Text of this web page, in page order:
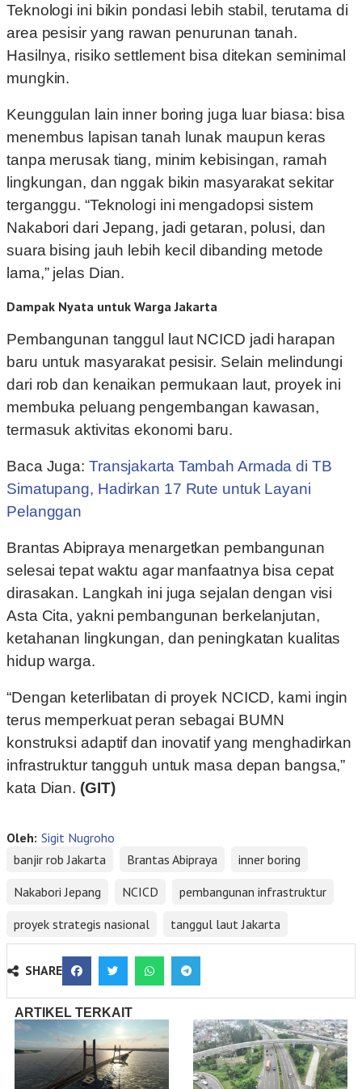
Teknologi ini bikin pondasi lebih stabil, terutama di
area pesisir yang rawan penurunan tanah.
Hasilnya, risiko settlement bisa ditekan seminimal
mungkin.
Keunggulan lain inner boring juga luar biasa: bisa
menembus lapisan tanah lunak maupun keras
tanpa merusak tiang, minim kebisingan, ramah
lingkungan, dan nggak bikin masyarakat sekitar
terganggu. “Teknologi ini mengadopsi sistem
Nakabori dari Jepang, jadi getaran, polusi, dan
suara bising jauh lebih kecil dibanding metode
lama,” jelas Dian.
Dampak Nyata untuk Warga Jakarta
Pembangunan tanggul laut NCICD jadi harapan
baru untuk masyarakat pesisir. Selain melindungi
dari rob dan kenaikan permukaan laut, proyek ini
membuka peluang pengembangan kawasan,
termasuk aktivitas ekonomi baru.
Baca Juga: Transjakarta Tambah Armada di TB
Simatupang, Hadirkan 17 Rute untuk Layani
Pelanggan
Brantas Abipraya menargetkan pembangunan
selesai tepat waktu agar manfaatnya bisa cepat
dirasakan. Langkah ini juga sejalan dengan visi
Asta Cita, yakni pembangunan berkelanjutan,
ketahanan lingkungan, dan peningkatan kualitas
hidup warga.
“Dengan keterlibatan di proyek NCICD, kami ingin
terus memperkuat peran sebagai BUMN
konstruksi adaptif dan inovatif yang menghadirkan
infrastruktur tangguh untuk masa depan bangsa,”
kata Dian. (GIT)
Oleh: Sigit Nugroho
banjir rob Jakarta
Brantas Abipraya
inner boring
Nakabori Jepang
NCICD
pembangunan infrastruktur
proyek strategis nasional
tanggul laut Jakarta
SHARE
ARTIKEL TERKAIT